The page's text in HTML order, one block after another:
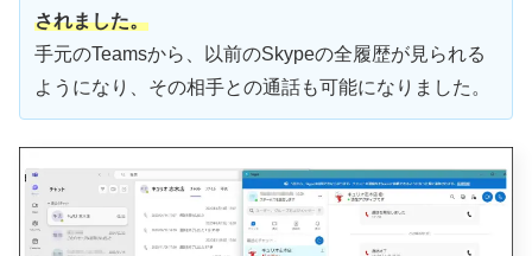
されました。
手元のTeamsから、以前のSkypeの全履歴が見られる
ようになり、その相手との通話も可能になりました。